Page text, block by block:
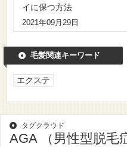
イに保つ方法
2021年09月29日
毛髪関連キーワード
エクステ
タグクラウド
AGA （男性型脱毛